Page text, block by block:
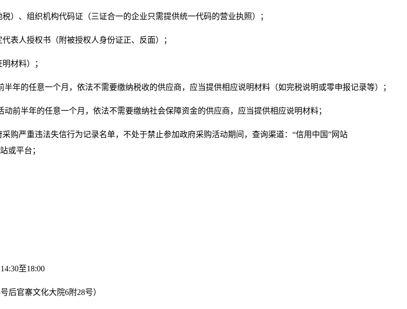
）、组织机构代码证（三证合一的企业只需提供统一代码的营业执照）；
表人授权书（附被授权人身份证正、反面）；
材料）；
年的任意一个月，依法不需要缴纳税收的供应商，应当提供相应说明材料（如完税说明或零申报记录等）；
前半年的任意一个月，依法不需要缴纳社会保障资金的供应商，应当提供相应说明材料；
购严重违法失信行为记录名单，不处于禁止参加政府采购活动期间，查询渠道：“信用中国”网站
或平台；
至18:00
后官寨文化大院6附28号）